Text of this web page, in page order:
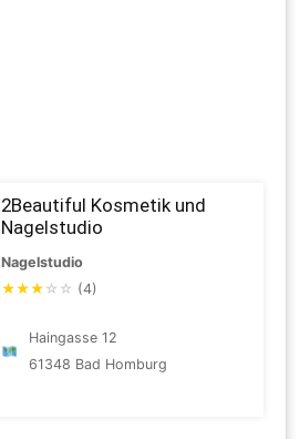
2Beautiful Kosmetik und
Nagelstudio
Nagelstudio
★★★ ☆ ☆ (4)
Haingasse 12
61348 Bad Homburg